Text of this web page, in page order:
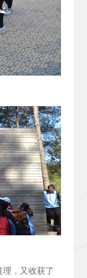
，又收获了